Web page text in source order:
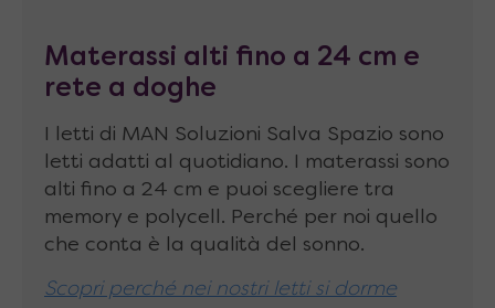
Altezza della rete da terra : 29 cm
(altezza max)
Il letto viene fornito da montare
Materassi alti fino a 24 cm e
rete a doghe
I letti di MAN Soluzioni Salva Spazio sono
letti adatti al quotidiano. I materassi sono
alti fino a 24 cm e puoi scegliere tra
memory e polycell. Perché per noi quello
che conta è la qualità del sonno.
Scopri perché nei nostri letti si dorme